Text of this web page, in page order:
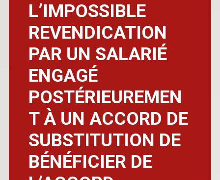
L’IMPOSSIBLE
REVENDICATION
PAR UN SALARIÉ
ENGAGÉ
POSTÉRIEUREMEN
T À UN ACCORD DE
SUBSTITUTION DE
BÉNÉFICIER DE